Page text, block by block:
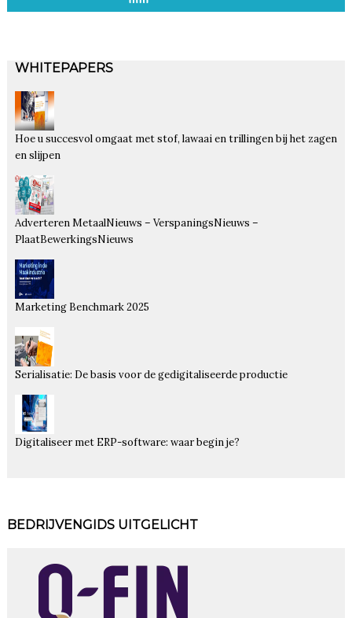
WHITEPAPERS
Hoe u succesvol omgaat met stof, lawaai en trillingen bij het zagen
en slijpen
Adverteren MetaalNieuws – VerspaningsNieuws –
PlaatBewerkingsNieuws
Marketing Benchmark 2025
Serialisatie: De basis voor de gedigitaliseerde productie
Digitaliseer met ERP-software: waar begin je?
BEDRIJVENGIDS UITGELICHT